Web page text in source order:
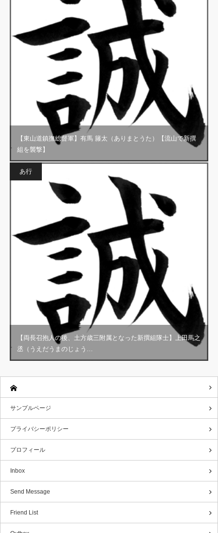
【東山道鎮撫総督軍】有馬 籐太（ありまとうた）【流山で新撰
組を襲撃】
あ行
【両長召抱人の後、土方歳三附属となった新撰組隊士】上田馬之
丞（うえだうまのじょう…
サンプルページ
プライバシーポリシー
プロフィール
Inbox
Send Message
Friend List